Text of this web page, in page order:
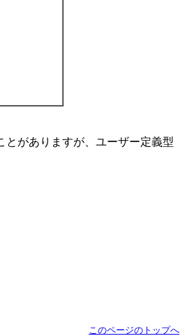
がありますが、ユーザー定義型
このページのトップへ